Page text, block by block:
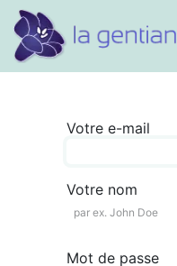
Votre e-mail
Votre nom
Mot de passe